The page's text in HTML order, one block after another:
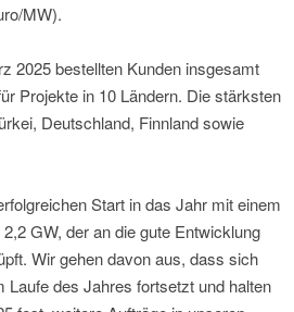
MW).
2025 bestellten Kunden insgesamt
Projekte in 10 Ländern. Die stärksten
Deutschland, Finnland sowie
Start in das Jahr mit einem
GW, der an die gute Entwicklung
Wir gehen davon aus, dass sich
des Jahres fortsetzt und halten